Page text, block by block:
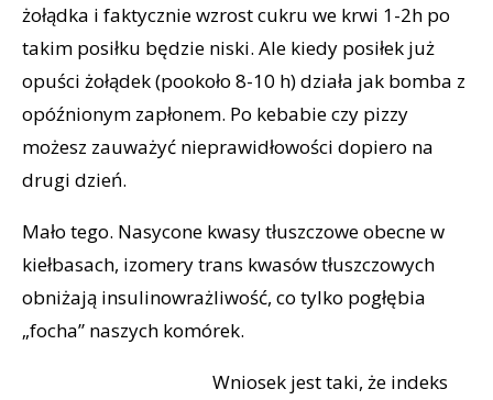
żołądka i faktycznie wzrost cukru we krwi 1-2h po
takim posiłku będzie niski. Ale kiedy posiłek już
opuści żołądek (pookoło 8-10 h) działa jak bomba z
opóźnionym zapłonem. Po kebabie czy pizzy
możesz zauważyć nieprawidłowości dopiero na
drugi dzień.
Mało tego. Nasycone kwasy tłuszczowe obecne w
kiełbasach, izomery trans kwasów tłuszczowych
obniżają insulinowrażliwość, co tylko pogłębia
„focha” naszych komórek.
Wniosek jest taki, że indeks